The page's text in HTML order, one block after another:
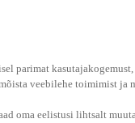
parimat
veebilehe toimimist ja
oma eelistusi lihtsalt